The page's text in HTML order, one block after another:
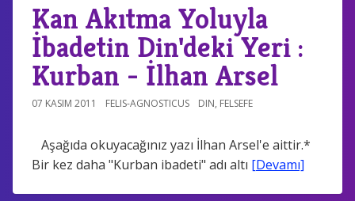
Kan Akıtma Yoluyla
İbadetin Din'deki Yeri :
Kurban - İlhan Arsel
07 KASIM 2011 FELIS-AGNOSTICUS DIN, FELSEFE
Aşağıda okuyacağınız yazı İlhan Arsel'e aittir.*
Bir kez daha "Kurban ibadeti" adı altı [Devamı]